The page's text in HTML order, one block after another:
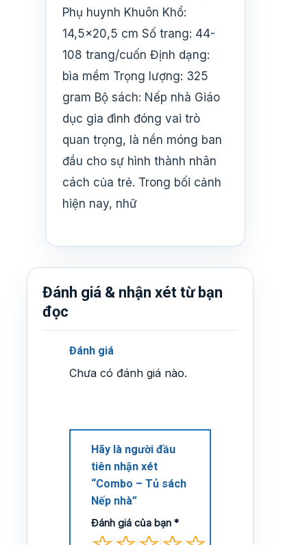
Phụ huynh Khuôn Khổ:
14,5×20,5 cm Số trang: 44-
108 trang/cuốn Định dạng:
bìa mềm Trọng lượng: 325
gram Bộ sách: Nếp nhà Giáo
dục gia đình đóng vai trò
quan trọng, là nền móng ban
đầu cho sự hình thành nhân
cách của trẻ. Trong bối cảnh
hiện nay, nhữ
Đánh giá & nhận xét từ bạn
đọc
Đánh giá
Chưa có đánh giá nào.
Hãy là người đầu
tiên nhận xét
“Combo – Tủ sách
Nếp nhà”
Đánh giá của bạn *